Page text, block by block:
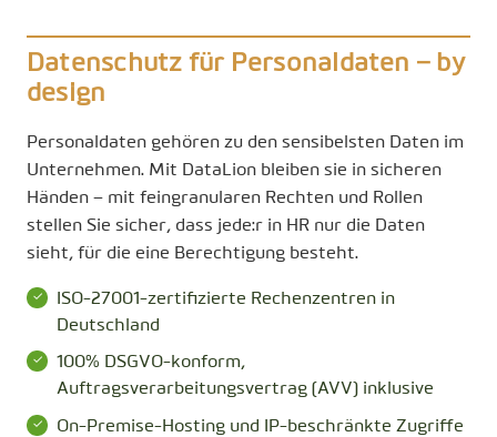
Datenschutz für Personaldaten – by
design
Personaldaten gehören zu den sensibelsten Daten im
Unternehmen. Mit DataLion bleiben sie in sicheren
Händen – mit feingranularen Rechten und Rollen
stellen Sie sicher, dass jede:r in HR nur die Daten
sieht, für die eine Berechtigung besteht.
ISO-27001-zertifizierte Rechenzentren in
Deutschland
100% DSGVO-konform,
Auftragsverarbeitungsvertrag (AVV) inklusive
On-Premise-Hosting und IP-beschränkte Zugriffe